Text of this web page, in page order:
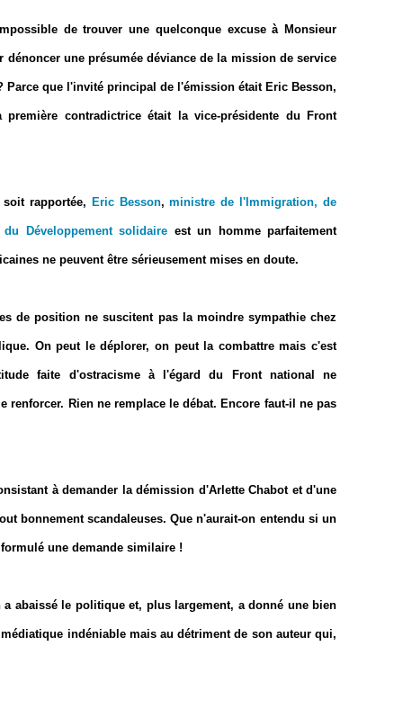
de trouver une quelconque excuse à Monsieur
une présumée déviance de la mission de service
Parce que l'invité principal de l'émission était Eric Besson,
contradictrice était la vice-présidente du Front
rapportée, Eric Besson, ministre de l'Immigration, de
Développement solidaire est un homme parfaitement
ne peuvent être sérieusement mises en doute.
de position ne suscitent pas la moindre sympathie chez
On peut le déplorer, on peut la combattre mais c'est
faite d'ostracisme à l'égard du Front national ne
Rien ne remplace le débat. Encore faut-il ne pas
à demander la démission d'Arlette Chabot et d'une
bonnement scandaleuses. Que n'aurait-on entendu si un
une demande similaire !
abaissé le politique et, plus largement, a donné une bien
indéniable mais au détriment de son auteur qui,